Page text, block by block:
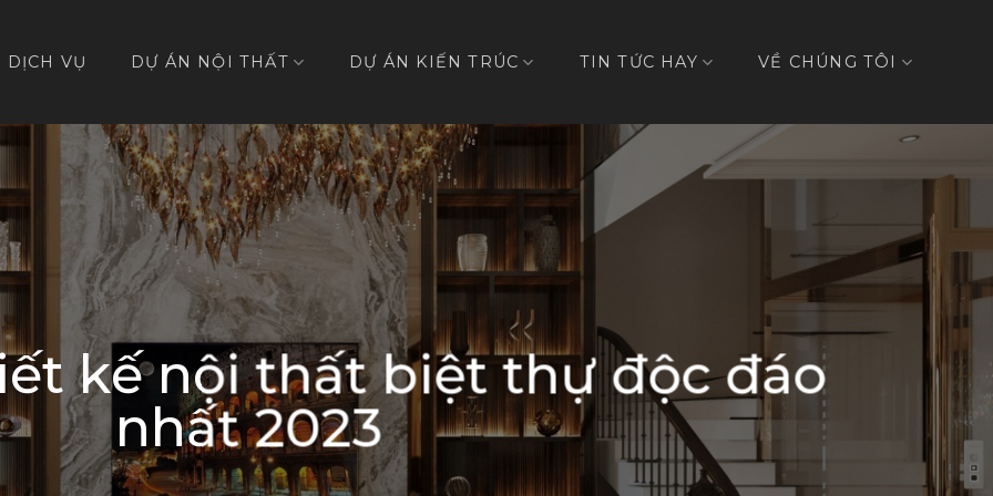
DỊCH VỤ DỰ ÁN NỘI THẤT DỰ ÁN KIẾN TRÚC TIN TỨC HAY VỀ CHÚNG TÔI
kế nội thất biệt thự độc đáo
nhất 2023